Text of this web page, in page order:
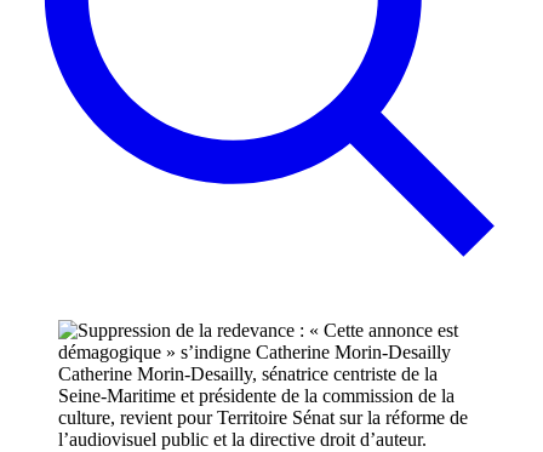
Catherine Morin-Desailly, sénatrice centriste de la
Seine-Maritime et présidente de la commission de la
culture, revient pour Territoire Sénat sur la réforme de
l’audiovisuel public et la directive droit d’auteur.